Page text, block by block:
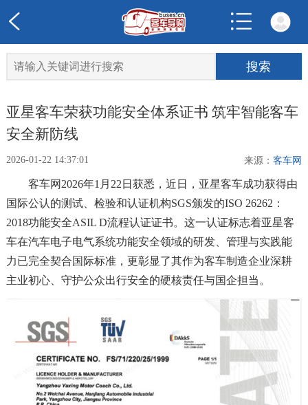
亚星客车荣获功能安全体系证书 筑牢智能客车
安全新防线
2026-01-22 14:37:01 来源：客车网
客车网2026年1月22日获悉，近日，亚星客车成功获得由
国际公认的测试、检验和认证机构SGS颁发的ISO 26262：
2018功能安全ASIL D流程认证证书。这一认证标志着亚星客
车在汽车电子电气系统功能安全领域的研发、管理与实践能
力已完全契合国际标准，更彰显了其作为客车制造企业深耕
主业初心、守护公众出行安全的硬核责任与国企担当。